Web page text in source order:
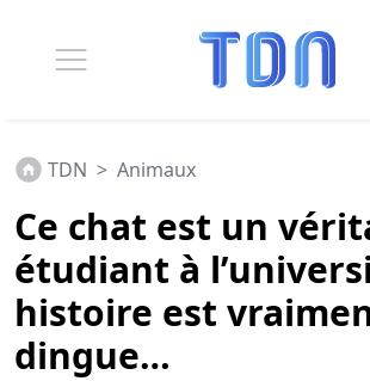
TDN > Animaux
Ce chat est un
étudiant à
histoire est
dingue…